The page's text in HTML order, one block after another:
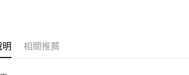
明 相關推薦